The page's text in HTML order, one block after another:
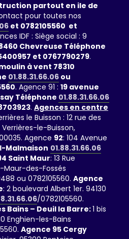
partout en ile de
pour toutes nos
et 0782105560 et
IDF : Siège social : 9
Chevreuse Téléphone
et 0767790279.
à vent 78310
01.88.31.66.06 ou
. Agence 91 : 19 avenue
Téléphone 01.88.31.66.06
. Agences en centre
le Buisson : 12 rue des
le-Buisson,
Agence 92: 104 Avenue
Malmaison 01.88.31.66.06
Saint Maur: 13 Rue
Maur-des-Fossés
ou 0782105560. Agence
: 2 boulevard Albert 1er. 94130
/0782105560.
Bains – Deuil la Barre:1 bis
Enghien-les-Bains
Agence 95 Cergy